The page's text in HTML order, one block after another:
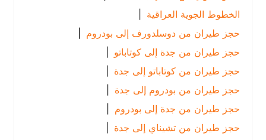
الخطوط الجوية العراقية
حجز طيران من دوسلدورف إلى بودروم |
حجز طيران من جدة إلى كوتاباتو |
حجز طيران من كوتاباتو إلى جدة
حجز طيران من بودروم إلى جدة
حجز طيران من جدة إلى بودروم |
حجز طيران من تشيناي إلى جدة